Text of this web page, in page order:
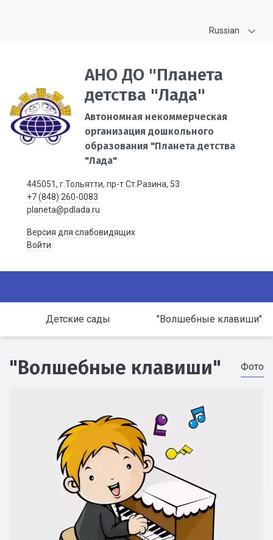
Russian
АНО ДО "Планета
детства "Лада"
Автономная некоммерческая
организация дошкольного
образования "Планета детства
"Лада"
445051, г.Тольятти, пр-т Ст.Разина, 53
+7 (848) 260-0083
planeta@pdlada.ru
Версия для слабовидящих
Войти
Детские сады "Волшебные клавиши"
"Волшебные клавиши" Фото